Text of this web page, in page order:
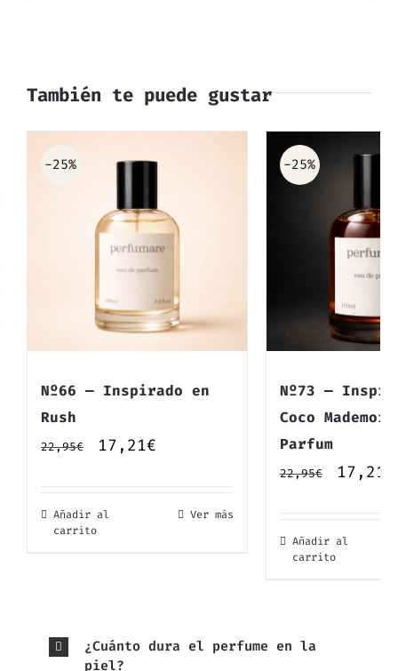
También te puede gustar
-25%
Nº66 — Inspirado en
Rush
22,95€
El
era:
17,21€El
Añadir al
carrito
Ver más
-25%
Nº73 —
Coco
Parfum
22,95€
El
era:
17,21
Añadir al
carrito
¿Cuánto dura el perfume en la
piel?